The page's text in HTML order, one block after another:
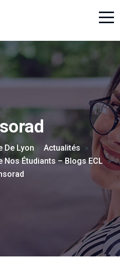
De Lyon Actualités >
Nos Étudiants – Blogs ECL >